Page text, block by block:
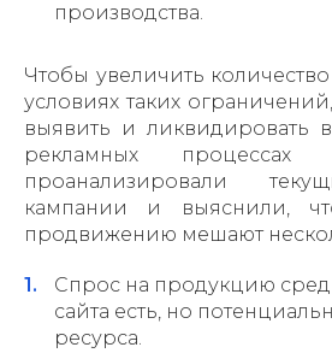
производства.
Чтобы увеличить
условиях таких
выявить и ликвидировать
рекламных процессах
проанализировали
кампании и выяснили,
продвижению мешают
Спрос на продукцию
сайта есть, но
ресурса.